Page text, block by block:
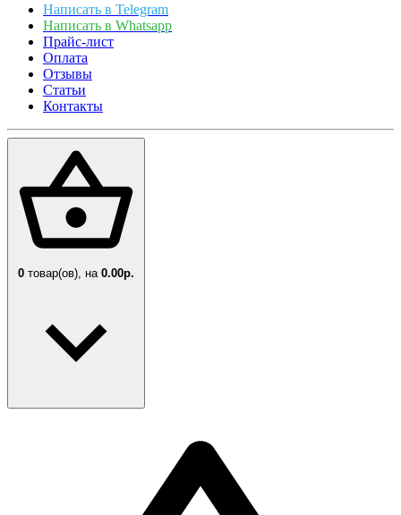
Написать в Telegram
Написать в Whatsapp
Прайс-лист
Оплата
Отзывы
Статьи
Контакты
0 товар(ов), на 0.00р.